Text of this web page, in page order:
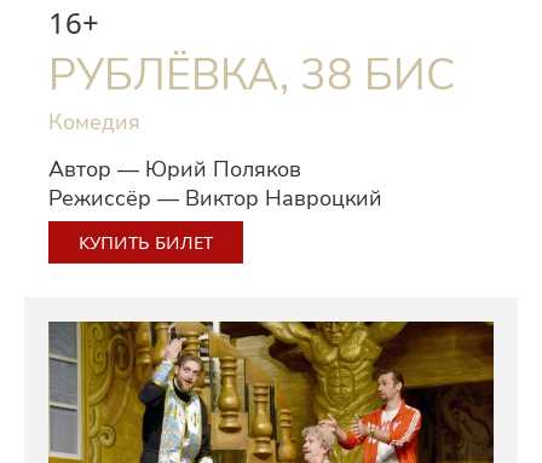
16+
КУПИТЬ БИЛЕТ
Автор — Юрий Поляков
Режиссёр — Виктор Навроцкий
РУБЛЁВКА, 38 БИС
Комедия